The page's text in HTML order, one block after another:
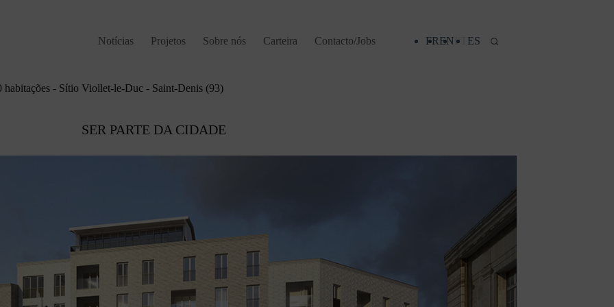
Notícias Projetos Sobre nós Carteira Contacto/Jobs FREN PT ES
habitações - Sítio Viollet-le-Duc - Saint-Denis (93)
SER PARTE DA CIDADE